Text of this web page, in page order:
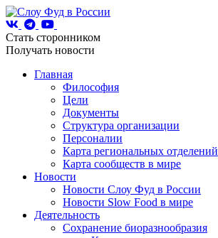
Стать сторонником
Получать новости
Главная
Философия
Цели
Документы
Структура организации
Персоналии
Карта региональных отделений
Карта сообществ в мире
Новости
Новости Слоу Фуд в России
Новости Slow Food в мире
Деятельность
Сохранение биоразнообразия